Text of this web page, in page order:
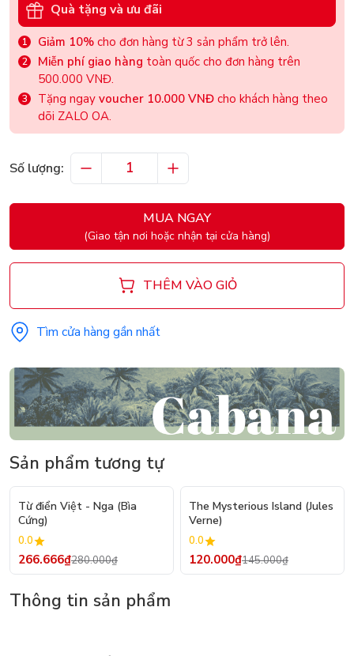
Quà tặng và ưu đãi
Giảm 10% cho đơn hàng từ 3 sản phẩm trở lên.
Miễn phí giao hàng toàn quốc cho đơn hàng trên
500.000 VNĐ.
Tặng ngay voucher 10.000 VNĐ cho khách hàng theo
dõi ZALO OA.
Số lượng:
MUA NGAY
(Giao tận nơi hoặc nhận tại cửa hàng)
THÊM VÀO GIỎ
Tìm cửa hàng gần nhất
Sản phẩm tương tự
Từ điển Việt - Nga (Bìa
Cứng)
0.0
266.666₫280.000₫
- 17%
The Mysterious Island (Jules
Verne)
0.0
120.000₫145.000₫
Thông tin sản phẩm